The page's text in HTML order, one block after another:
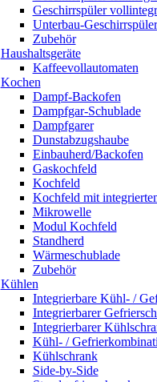
Geschirrspüler
Unterbau-Geschirrspüler
Zubehör
Haushaltsgeräte
Kaffeevollautomaten
Kochen
Dampf-Backofen
Dampfgar-Schublade
Dampfgarer
Dunstabzugshaube
Einbauherd/Backofen
Gaskochfeld
Kochfeld
Kochfeld mit
Mikrowelle
Modul Kochfeld
Standherd
Wärmeschublade
Zubehör
Kühlen
Integrierbare Kühl- /
Integrierbarer
Integrierbarer
Kühl- /
Kühlschrank
Side-by-Side